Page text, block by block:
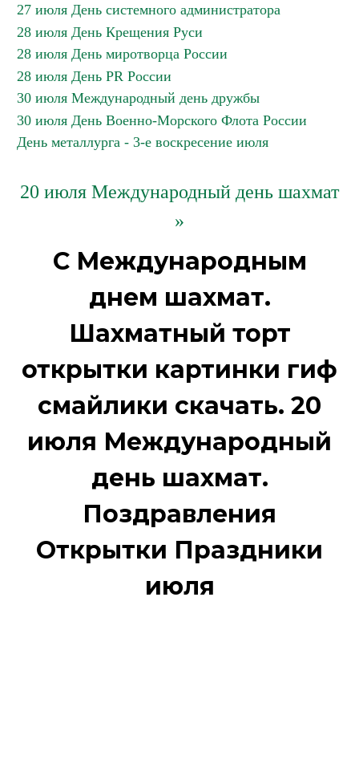
27 июля День системного администратора
28 июля День Крещения Руси
28 июля День миротворца России
28 июля День PR России
30 июля Международный день дружбы
30 июля День Военно-Морского Флота России
День металлурга - 3-е воскресение июля
20 июля Международный день шахмат
»
С Международным
днем шахмат.
Шахматный торт
открытки картинки гиф
смайлики скачать. 20
июля Международный
день шахмат.
Поздравления
Открытки Праздники
июля